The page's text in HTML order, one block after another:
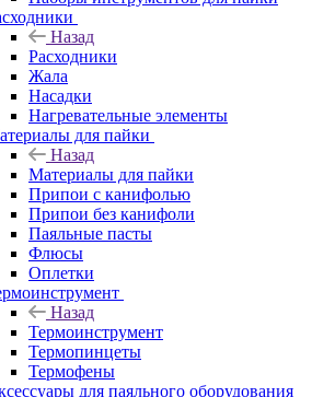
Назад
Расходники
Жала
Насадки
Нагревательные элементы
для пайки
Назад
Материалы для пайки
Припои с канифолью
Припои без канифоли
Паяльные пасты
Флюсы
Оплетки
Назад
Термоинструмент
Термопинцеты
Термофены
для паяльного оборудования